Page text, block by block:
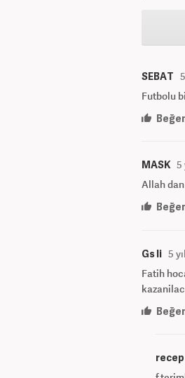
SEBAT
Futbolu
MASK 5
Allah
Gs li 5
Fatih
recep